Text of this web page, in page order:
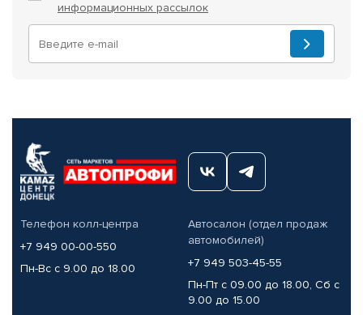
информационных рассылок
Телефон колл-центра
+7 949 00-00-550
Пн-Вс с 9.00 до 18.00
Автосалон (отдел продаж
автомобилей)
+7 949 503-45-55
Пн-Пт с 09.00 до 18.00, Сб с
9.00 до 15.00